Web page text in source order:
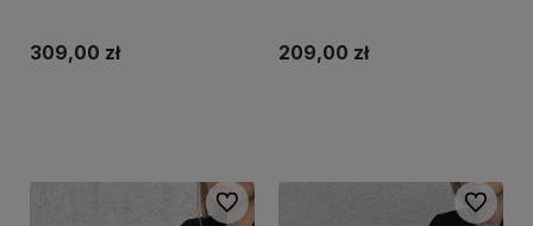
309,00 zł 209,00 zł
Do ulubionych Do